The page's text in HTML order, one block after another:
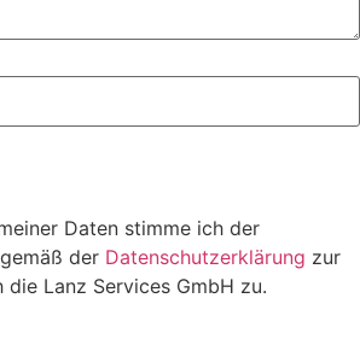
Daten stimme ich der
der Datenschutzerklärung zur
Lanz Services GmbH zu.